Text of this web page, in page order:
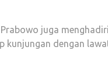
juga
kunjungan dengan